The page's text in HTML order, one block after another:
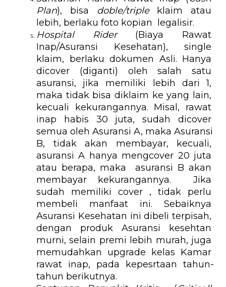
Plan), bisa doble/triple klaim atau
lebih, berlaku foto kopian  legalisir.
Hospital Rider (Biaya Rawat
Inap/Asuransi Kesehatan), single
klaim, berlaku dokumen Asli. Hanya
dicover (diganti) oleh salah satu
asuransi, jika memiliki lebih dari 1,
maka tidak bisa diklaim ke yang lain,
kecuali kekurangannya. Misal, rawat
inap habis 30 juta, sudah dicover
semua oleh Asuransi A, maka Asuransi
B, tidak akan membayar, kecuali,
asuransi A hanya mengcover 20 juta
atau berapa, maka  asuransi B akan
membayar kekurangannya.  Jika
sudah memiliki cover , tidak perlu
membeli manfaat ini. Sebaiknya
Asuransi Kesehatan ini dibeli terpisah,
dengan produk Asuransi kesehtan
murni, selain premi lebih murah, juga
memudahkan upgrade kelas Kamar
rawat inap, pada kepesrtaan tahun-
tahun berikutnya.